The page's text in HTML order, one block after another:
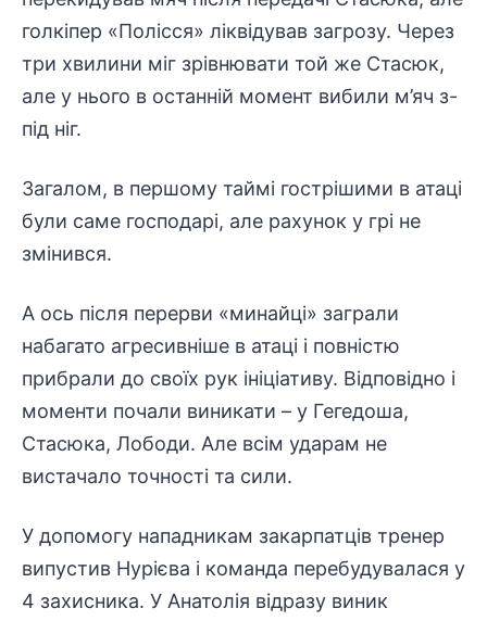
голкіпер «Полісся» ліквідував загрозу. Через
три хвилини міг зрівнювати той же Стасюк,
але у нього в останній момент вибили м’яч з-
під ніг.
Загалом, в першому таймі гострішими в атаці
були саме господарі, але рахунок у грі не
змінився.
А ось після перерви «минайці» заграли
набагато агресивніше в атаці і повністю
прибрали до своїх рук ініціативу. Відповідно і
моменти почали виникати – у Гегедоша,
Стасюка, Лободи. Але всім ударам не
вистачало точності та сили.
У допомогу нападникам закарпатців тренер
випустив Нурієва і команда перебудувалася у
4 захисника. У Анатолія відразу виник